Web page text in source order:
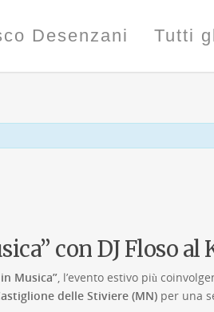
Desenzani Tutti
con DJ Floso
Musica”, l’evento estivo più
delle Stiviere (MN) per una